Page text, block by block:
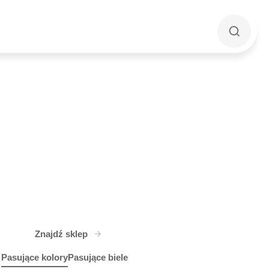
Znajdź sklep
Pasujące koloryPasujące biele